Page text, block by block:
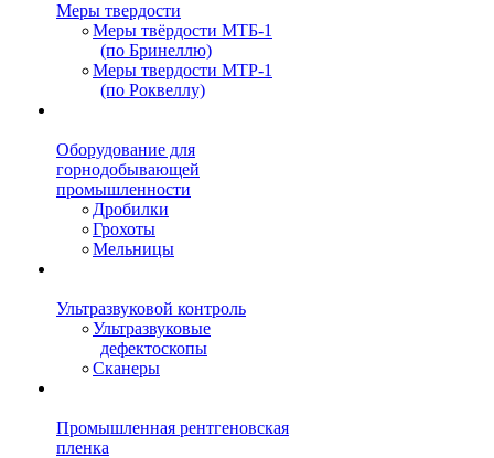
Меры твердости
Меры твёрдости МТБ-1
(по Бринеллю)
Меры твердости МТР-1
(по Роквеллу)
Оборудование для
горнодобывающей
промышленности
Дробилки
Грохоты
Мельницы
Ультразвуковой контроль
Ультразвуковые
дефектоскопы
Сканеры
Промышленная рентгеновская
пленка